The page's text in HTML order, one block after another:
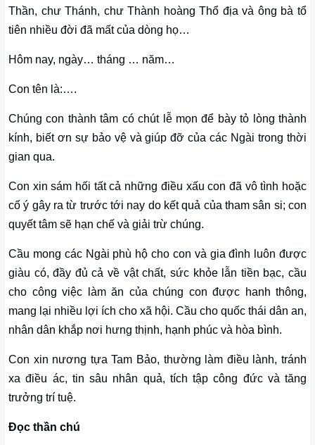
Thần, chư Thánh, chư Thành hoàng Thổ địa và ông bà tổ
tiên nhiều đời đã mất của dòng họ…
Hôm nay, ngày… tháng … năm…
Con tên là:….
Chúng con thành tâm có chút lễ mọn để bày tỏ lòng thành
kính, biết ơn sự bảo vệ và giúp đỡ của các Ngài trong thời
gian qua.
Con xin sám hối tất cả những điều xấu con đã vô tình hoặc
cố ý gây ra từ trước tới nay do kết quả của tham sân si; con
quyết tâm sẽ hạn chế và giải trừ chúng.
Cầu mong các Ngài phù hộ cho con và gia đình luôn được
giàu có, đầy đủ cả về vật chất, sức khỏe lẫn tiền bạc, cầu
cho công việc làm ăn của chúng con được hanh thông,
mang lại nhiều lợi ích cho xã hội. Cầu cho quốc thái dân an,
nhân dân khắp nơi hưng thịnh, hạnh phúc và hòa bình.
Con xin nương tựa Tam Bảo, thường làm điều lành, tránh
xa điều ác, tin sâu nhân quả, tích tập công đức và tăng
trưởng trí tuệ.
Đọc thần chú